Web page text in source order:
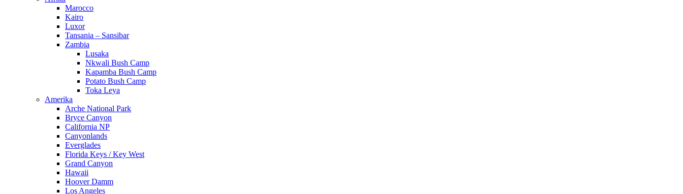
Marocco
Kairo
Luxor
Tansania – Sansibar
Zambia
Lusaka
Nkwali Bush Camp
Kapamba Bush Camp
Potato Bush Camp
Toka Leya
Amerika
Arche National Park
Bryce Canyon
California NP
Canyonlands
Everglades
Florida Keys / Key West
Grand Canyon
Hawaii
Hoover Damm
Los Angeles